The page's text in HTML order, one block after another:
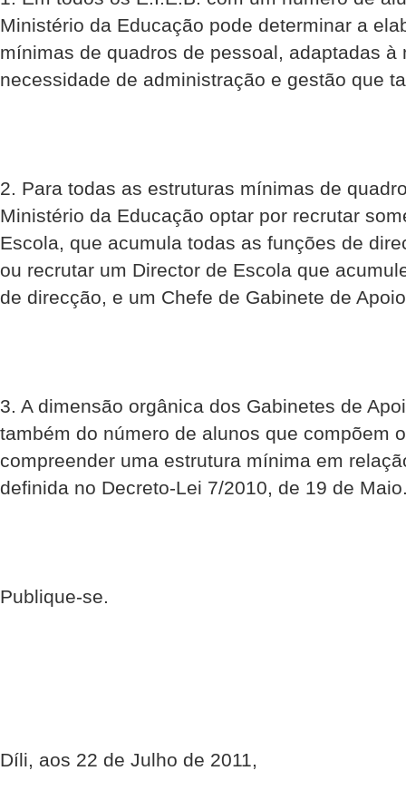
Ministério da Educação pode determinar a
mínimas de quadros de pessoal, adaptadas à
necessidade de administração e gestão que
2. Para todas as estruturas mínimas de
Ministério da Educação optar por recrutar
Escola, que acumula todas as funções de
ou recrutar um Director de Escola que
de direcção, e um Chefe de Gabinete de
3. A dimensão orgânica dos Gabinetes de
também do número de alunos que compõem
compreender uma estrutura mínima em
definida no Decreto-Lei 7/2010, de 19 de
Publique-se.
Díli, aos 22 de Julho de 2011,